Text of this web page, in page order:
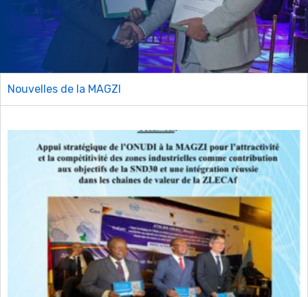
Nouvelles de la MAGZI